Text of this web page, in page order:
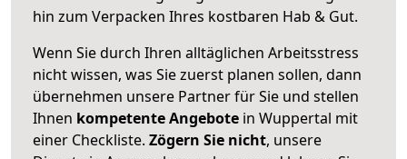
hin zum Verpacken Ihres kostbaren Hab & Gut.
Wenn Sie durch Ihren alltäglichen Arbeitsstress
nicht wissen, was Sie zuerst planen sollen, dann
übernehmen unsere Partner für Sie und stellen
Ihnen kompetente Angebote in Wuppertal mit
einer Checkliste. Zögern Sie nicht, unsere